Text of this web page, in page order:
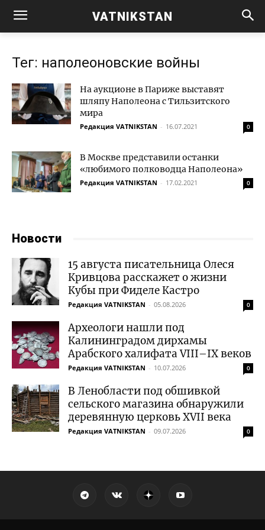
VATNIKSTAN
Тег: наполеоновские войны
На аукционе в Париже выставят
шляпу Наполеона с Тильзитского
мира
Редакция VATNIKSTAN - 16.07.2021 0
В Москве представили останки
«любимого полководца Наполеона»
Редакция VATNIKSTAN - 17.02.2021 0
Новости
15 августа писательница Олеся
Кривцова расскажет о жизни
Кубы при Фиделе Кастро
Редакция VATNIKSTAN - 05.08.2026 0
Археологи нашли под
Калининградом дирхамы
Арабского халифата VIII–IX веков
Редакция VATNIKSTAN - 10.07.2026 0
В Ленобласти под обшивкой
сельского магазина обнаружили
деревянную церковь XVII века
Редакция VATNIKSTAN - 09.07.2026 0